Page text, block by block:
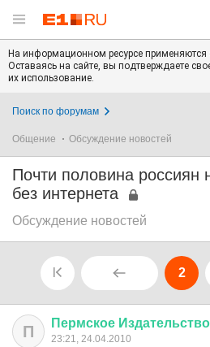
На информационном ресурсе
Оставаясь на сайте, вы подтверждаете
их использование.
Поиск по форумам
Общение Обсуждение новостей
Почти половина россиян
без интернета
Обсуждение новостей
2
П Пермское Издательство
23:21, 24.04.2010